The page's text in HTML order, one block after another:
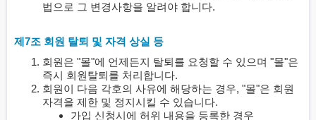
법으로 그 변경사항을 알려야 합니다.
제7조 회원 탈퇴 및 자격 상실 등
회원은 "몰"에 언제든지 탈퇴를 요청할 수 있으며 "몰"은
즉시 회원탈퇴를 처리합니다.
회원이 다음 각호의 사유에 해당하는 경우, "몰"은 회원
자격을 제한 및 정지시킬 수 있습니다.
가입 신청시에 허위 내용을 등록한 경우